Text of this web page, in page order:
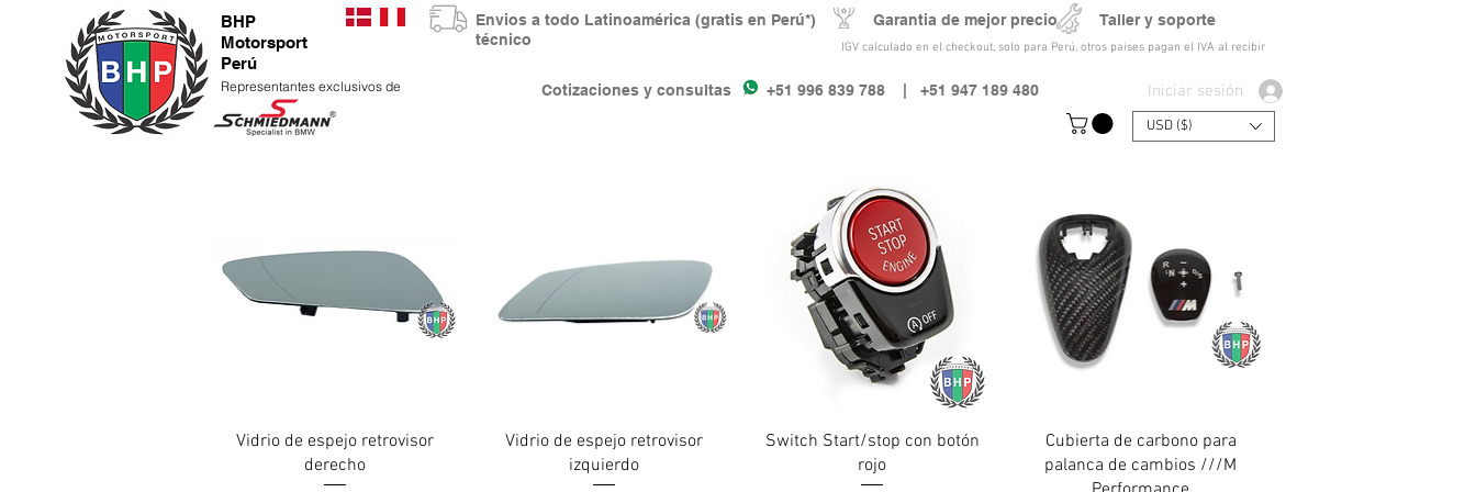
IGV calculado en el checkout, solo para Perú, otros paises pagan el IVA al recibir
BHP
Motorsport
Perú
Iniciar sesión
Representantes exclusivos de Cotizaciones y consultas +51 996 839 788 | +51 947 189 480
USD ($)
Envios a todo Latinoamérica (gratis en Perú*) Garantia de mejor precio Taller y soporte
técnico
Vista rápida
Vidrio de espejo retrovisor
derecho
Vista rápida
Vidrio de espejo retrovisor
izquierdo
Vista rápida
Switch Start/stop con botón
rojo
Vista rápida
Cubierta de carbono para
palanca de cambios ///M